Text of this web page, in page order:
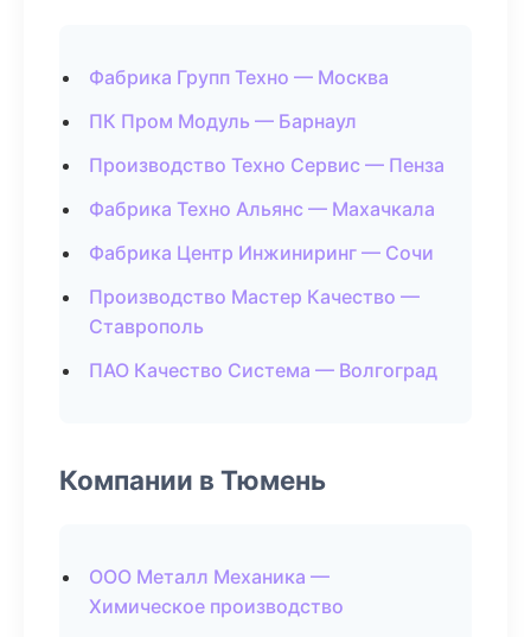
Фабрика Групп Техно — Москва
ПК Пром Модуль — Барнаул
Производство Техно Сервис — Пенза
Фабрика Техно Альянс — Махачкала
Фабрика Центр Инжиниринг — Сочи
Производство Мастер Качество —
Ставрополь
ПАО Качество Система — Волгоград
Компании в Тюмень
ООО Металл Механика —
Химическое производство